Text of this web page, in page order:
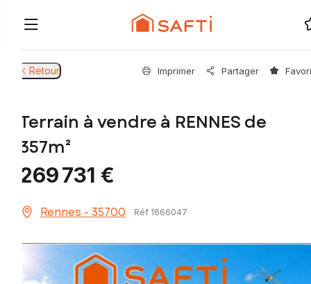
Retour Imprimer Partager
Terrain à vendre à RENNES de
357m²
269 731 €
Rennes - 35700 Réf 1666047